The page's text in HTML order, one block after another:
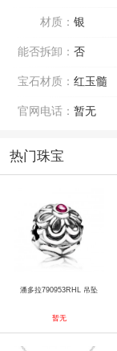
材质： 银
能否拆卸： 否
宝石材质： 红玉髓
官网电话： 暂无
热门珠宝
潘多拉790953RHL 吊坠
暂无